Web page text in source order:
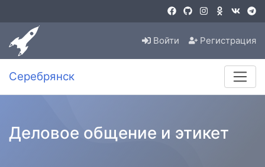
Войти Регистрация
Серебрянск
Деловое общение и этикет